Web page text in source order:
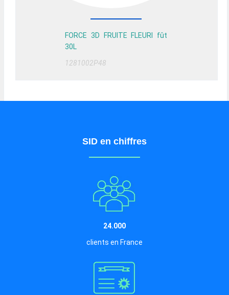
FORCE 3D FRUITE FLEURI fût
30L
1281002P48
SID en chiffres
24.000
clients en France